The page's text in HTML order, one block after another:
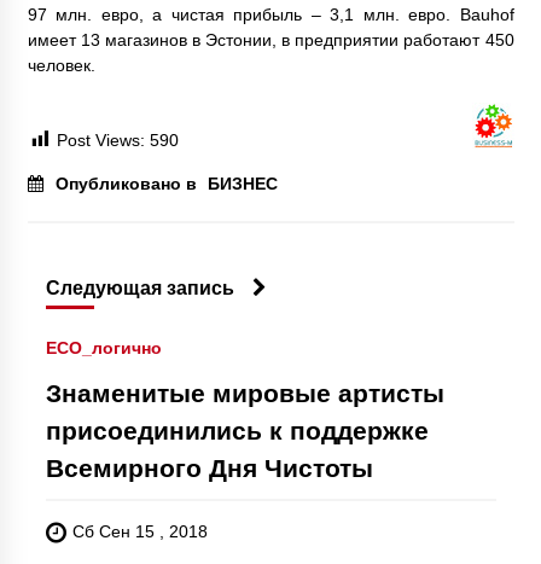
97 млн. евро, а чистая прибыль – 3,1 млн. евро. Bauhof
имеет 13 магазинов в Эстонии, в предприятии работают 450
человек.
Post Views: 590
Опубликовано в БИЗНЕС
Следующая запись
ECO_логично
Знаменитые мировые артисты
присоединились к поддержке
Всемирного Дня Чистоты
Сб Сен 15 , 2018